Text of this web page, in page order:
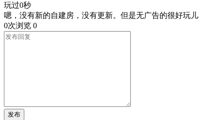
玩过0秒
嗯，没有新的自建房，没有更新。但是无广告的很好玩儿
0次浏览 0
发布